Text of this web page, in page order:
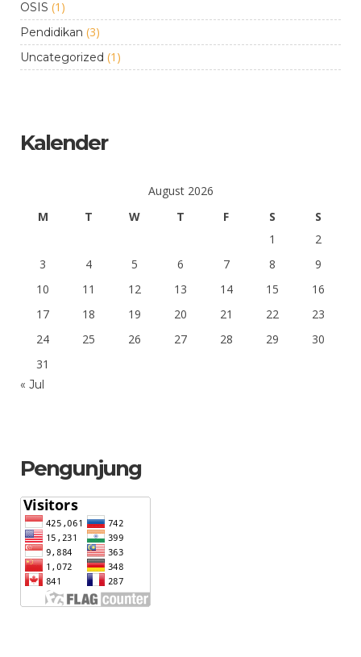
OSIS (1)
Pendidikan (3)
Uncategorized (1)
Kalender
August 2026
M
T W T F S
S
1
2
3
4 5 6 7 8
9
10
11 12 13 14 15
16
17
18 19 20 21 22
23
24
25 26 27 28 29
30
31
« Jul
Pengunjung